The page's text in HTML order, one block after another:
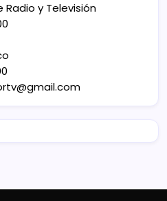
y Televisión